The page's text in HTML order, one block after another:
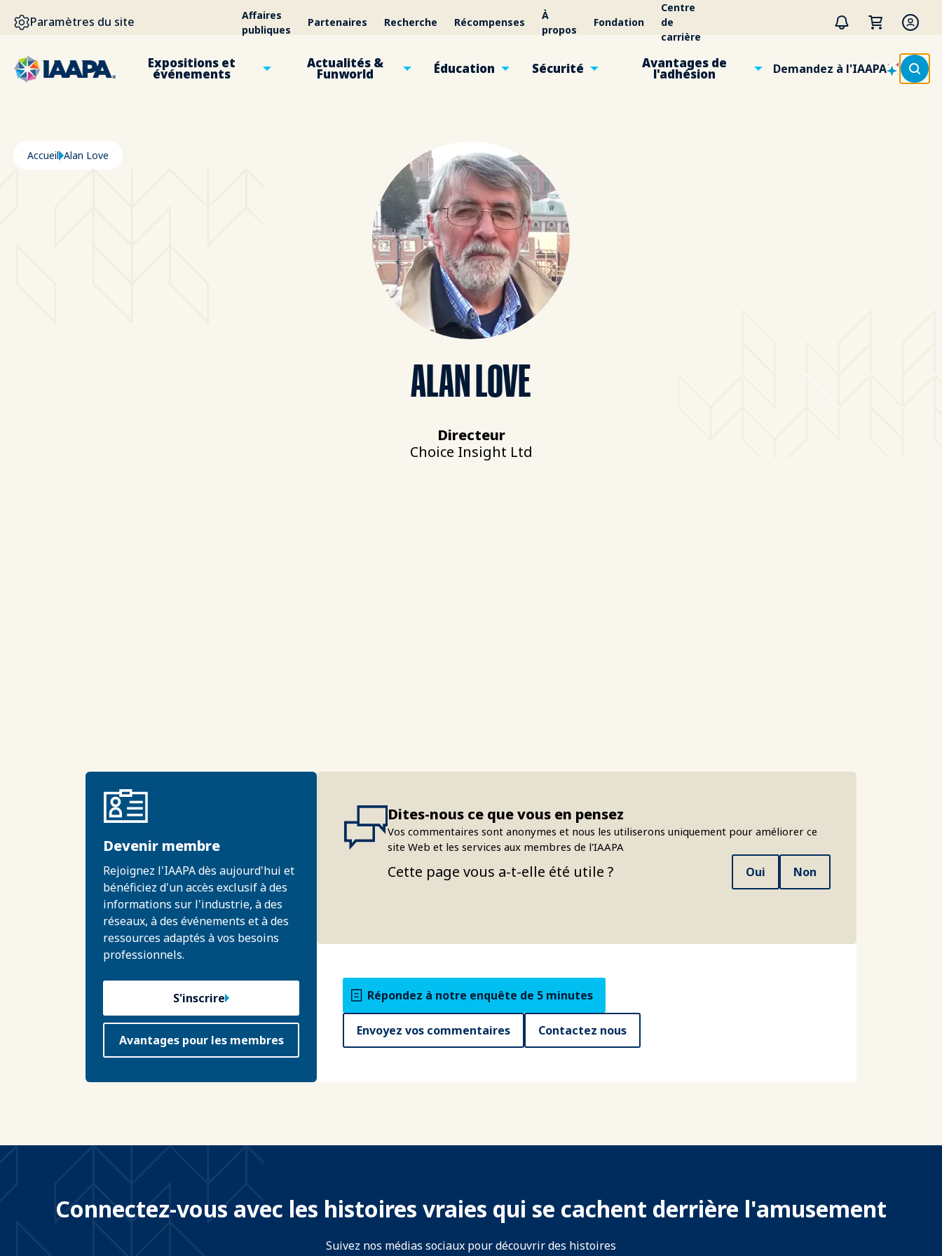
ALLER AU CONTENU PRINCIPAL
Paramètres du site
Affaires
publiques
Partenaires Recherche Récompenses
À
propos
Fondation
Centre
de
carrière
Expositions et
événements
Actualités &
Funworld Éducation Sécurité Avantages de
l'adhésion Demandez à l'IAAPA
Fil d'Ariane
Accueil Alan Love
ALAN LOVE
Directeur
Choice Insight Ltd
Devenir membre
Rejoignez l'IAAPA dès aujourd'hui et
bénéficiez d'un accès exclusif à des
informations sur l'industrie, à des
réseaux, à des événements et à des
ressources adaptés à vos besoins
professionnels.
S'inscrire
Avantages pour les membres
Dites-nous ce que vous en pensez
Vos commentaires sont anonymes et nous les utiliserons uniquement pour améliorer ce
site Web et les services aux membres de l'IAAPA
Cette page vous a-t-elle été utile ? Oui Non
Répondez à notre enquête de 5 minutes
Envoyez vos commentaires Contactez nous
Connectez-vous avec les histoires vraies qui se cachent derrière l'amusement
Suivez nos médias sociaux pour découvrir des histoires